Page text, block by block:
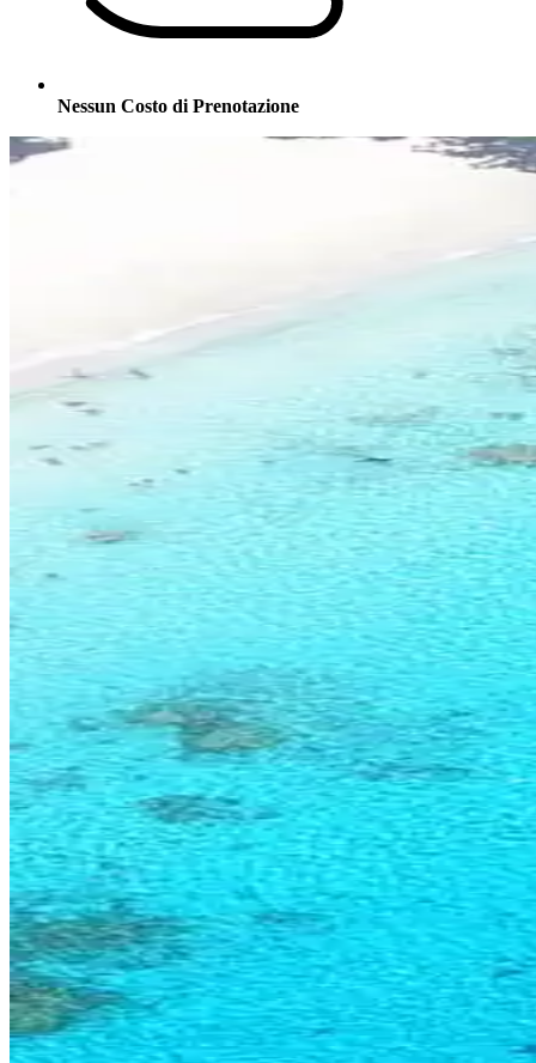
Nessun Costo di Prenotazione